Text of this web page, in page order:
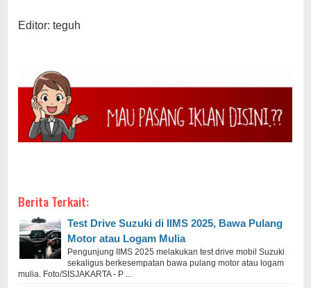
Editor: teguh
Berita Terkait:
Test Drive Suzuki di IIMS 2025, Bawa Pulang
Motor atau Logam Mulia
Pengunjung IIMS 2025 melakukan test drive mobil Suzuki
sekaligus berkesempatan bawa pulang motor atau logam
mulia. Foto/SISJAKARTA - P ...